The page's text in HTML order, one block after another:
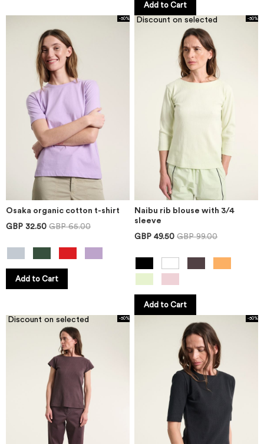
Add to Cart
-50%
Osaka organic cotton t-shirt
GBP 32.50 GBP 65.00
Add to Cart
Discount on selected -50%
Naibu rib blouse with 3/4
sleeve
GBP 49.50 GBP 99.00
Add to Cart
-50%
Discount on selected -50%